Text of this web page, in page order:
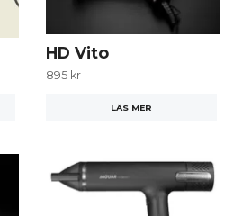
HD Vito
895 kr
LÄS MER